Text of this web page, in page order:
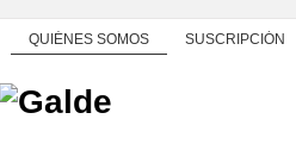
QUIÉNES SOMOS SUSCRIPCIÓN